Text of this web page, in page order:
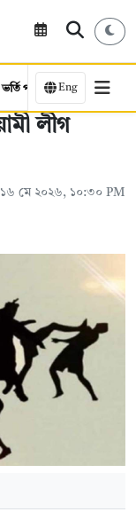
ভর্তি পরীক্ষা কর্মসংস্থান
Eng
লীগ
১৬ মে ২০২৬, ১০:৩০ PM